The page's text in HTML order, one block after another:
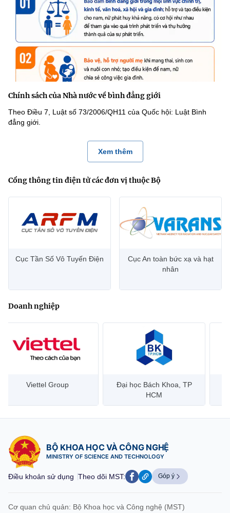
Chính sách của Nhà nước về bình đẳng giới
Theo Điều 7, Luật số 73/2006/QH11 của Quốc hội: Luật Bình
đẳng giới.
Xem thêm
Cổng thông tin điện tử các đơn vị thuộc Bộ
Cục Tần Số Vô Tuyến Điện
Cục An toàn bức xạ và hạt
nhân
Doanh nghiệp
Đại học Bách Khoa, TP
Bưu điện Việt Nam –
Vietnam Post
BỘ KHOA HỌC VÀ CÔNG NGHỆ
MINISTRY OF SCIENCE AND TECHNOLOGY
Điều khoản sử dụng Theo dõi MST: Góp ý
Cơ quan chủ quản: Bộ Khoa học và Công nghệ (MST)